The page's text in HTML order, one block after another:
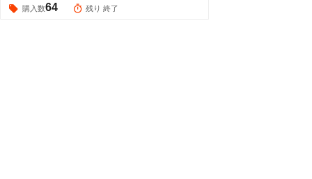
購入数64 残り 終了